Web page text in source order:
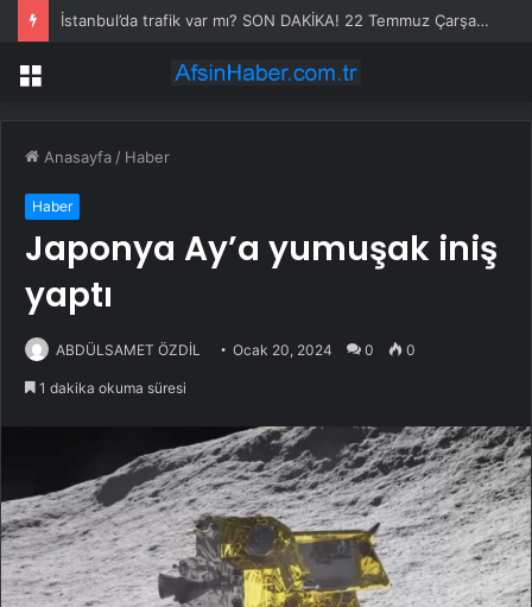
İstanbul’da trafik var mı? SON DAKİKA! 22 Temmuz Çarşamba hangi ilçelerde trafik var, hangi yollar kapalı?
Menü
Anasayfa / Haber
Haber
Japonya Ay’a yumuşak iniş
yaptı
ABDÜLSAMET ÖZDİL Ocak 20, 2024 0 0
1 dakika okuma süresi